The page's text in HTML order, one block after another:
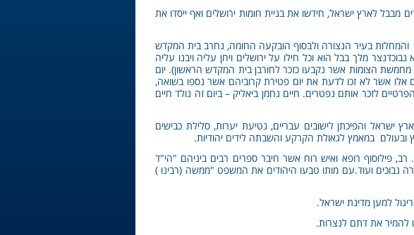
מבבל לארץ ישראל, חידשו את בניית חומות ירושלים ואף ייסדו את
בעיר הנצורה ולבסוף הובקעה החומה, נחרב בית המקדש
מלך בבל הוא וכל חילו על ירושלים ויחן עליה ויבנו עליה
הצומות אשר נקבעו כזכר לחורבן בית המקדש הראשון). יום
אלו אשר לא זכו לדעת את יום פטירת קרוביהם אשר נספו בשואה,
לזכר אותם נפטרים. חיים נחמן ביאליק – ביום זה נולד חיים
והפיכתן לישובים עבריים, נטיעת יערות, סלילת כבישים
במאמץ לגאולת הקרקע והשבתה לידים יהודיות.
פילוסוף רופא ואיש רוח אשר חיבר ספרים רבים ביניהם "הי"ד
מורה נבוכים ועוד.עם מותו טבעו היהודים את המשפט "ממשה (רבינו )
למען מדינת ישראל.
להמיר את דתם לנצרות.